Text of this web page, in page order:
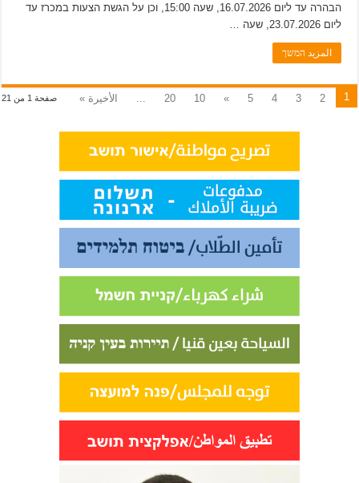
הבהרה עד ליום 16.07.2026, שעה 15:00, וכן על הגשת הצעות במכרז עד
ליום 23.07.2026, שעה …
المزيد המשך
صفحة 1 من 21 1
2
3
4
5
»
10
20
... الأخيرة »